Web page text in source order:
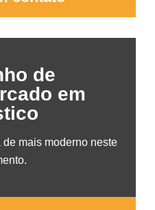
de
em
mais moderno neste